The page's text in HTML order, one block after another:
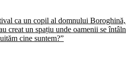
ca un copil al domnului
creat un spațiu unde oamenii se
cine suntem?”